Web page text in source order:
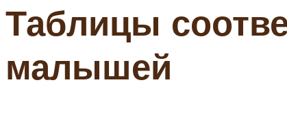
Таблицы
малышей